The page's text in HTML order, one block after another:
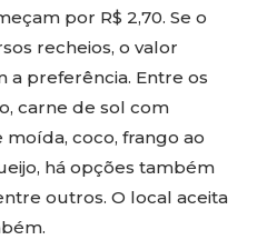
por R$ 2,70. Se o
recheios, o valor
a preferência. Entre os
carne de sol com
coco, frango ao
há opções também
outros. O local aceita